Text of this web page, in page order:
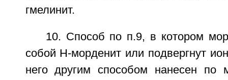
гмелинит.
10. Способ по п.9, в котором
собой Н-морденит или подвергнут
него другим способом нанесен по